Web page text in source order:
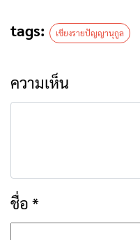
tags: เชียงรายปัญญานุกูล
ความเห็น
ชื่อ *